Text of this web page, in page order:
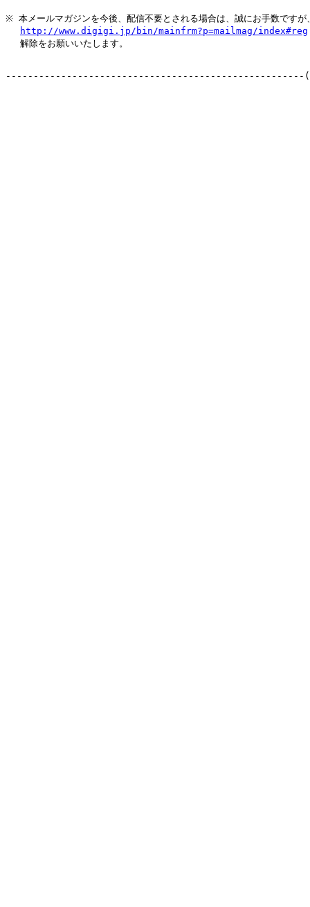
※ 本メールマガジンを今後、配信不要とされる場合は、誠にお手数ですが
http://www.digigi.jp/bin/mainfrm?p=mailmag/index#reg
解除をお願いいたします。
------------------------------------------------------(C)